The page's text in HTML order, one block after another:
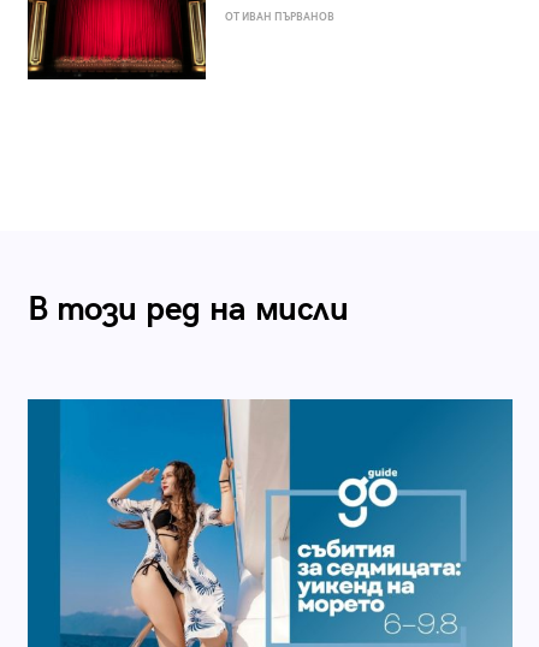
ОТ ИВАН ПЪРВАНОВ
В този ред на мисли